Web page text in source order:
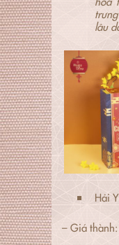
lâu
Hải
– Giá thành: